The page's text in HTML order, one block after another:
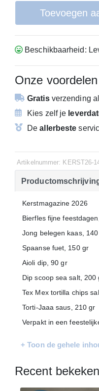
Toevoegen
Beschikbaarheid:
Onze voordelen
Gratisverzending
Kies zelf je
Deallerbeste
Artikelnummer: KERST26-
Kerstmagazine 2026
Bierfles fijne
Jong belegen kaas,
Spaanse fuet, 150 gr
Aioli dip, 90 gr
Dip scoop sea salt, 200
Tex Mex tortilla chips
Torti-Jaaa saus, 210 gr
Verpakt in een
+ Toon de gehele
Recent bekeken